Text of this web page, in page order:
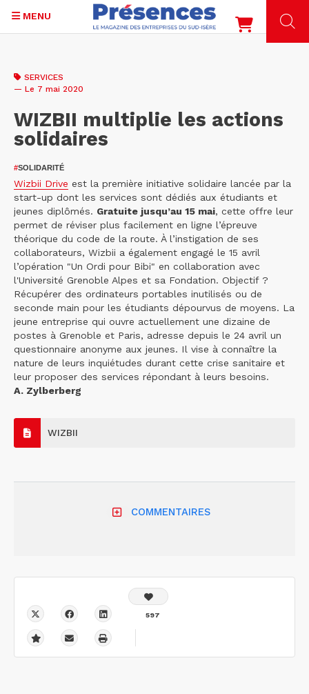
contenu
MENU
SERVICES
— Le 7 mai 2020
WIZBII multiplie les actions
solidaires
#SOLIDARITÉ
Wizbii Drive est la première initiative solidaire lancée par la
start-up dont les services sont dédiés aux étudiants et
jeunes diplômés. Gratuite jusqu’au 15 mai, cette offre leur
permet de réviser plus facilement en ligne l’épreuve
théorique du code de la route. À l’instigation de ses
collaborateurs, Wizbii a également engagé le 15 avril
l’opération "Un Ordi pour Bibi" en collaboration avec
l'Université Grenoble Alpes et sa Fondation. Objectif ?
Récupérer des ordinateurs portables inutilisés ou de
seconde main pour les étudiants dépourvus de moyens. La
jeune entreprise qui ouvre actuellement une dizaine de
postes à Grenoble et Paris, adresse depuis le 24 avril un
questionnaire anonyme aux jeunes. Il vise à connaître la
nature de leurs inquiétudes durant cette crise sanitaire et
leur proposer des services répondant à leurs besoins.
A. Zylberberg
WIZBII
COMMENTAIRES
597